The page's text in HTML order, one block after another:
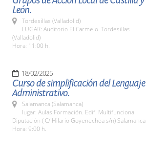
León.
Tordesillas (Valladolid)
LUGAR: Auditorio El Carmelo. Tordesillas
(Valladolid)
Hora: 11:00 h.
18/02/2025
Curso de simplificación del Lenguaje
Administrativo.
Salamanca (Salamanca)
lugar: Aulas Formación. Edif. Multifuncional
Diputación ( C/ Hilario Goyenechea s/n) Salamanca
Hora: 9:00 h.